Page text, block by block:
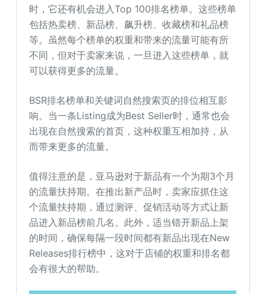
时，它还有机会进入Top 100排名榜单。这些榜单
包括热卖榜、新品榜、飙升榜、收藏榜和礼品榜
等。虽然每个榜单的权重和带来的流量可能有所
不同，但对于卖家来说，一旦进入这些榜单，就
可以获得更多的流量。
BSR排名榜单和关键词自然搜索页的排位相互影
响。当一条Listing成为Best Seller时，通常也会
出现在自然搜索的首页，这种权重互相加持，从
而带来更多的流量。
值得注意的是，亚马逊对于新品有一个为期3个月
的流量扶持期。在推出新产品时，卖家应抓住这
个流量扶持期，通过测评、促销活动等方式让新
品进入新品榜前几名。此外，适当错开新品上架
的时间，确保每隔一段时间都有新品出现在New
Releases排行榜中，这对于店铺的权重和排名都
会有很大的帮助。